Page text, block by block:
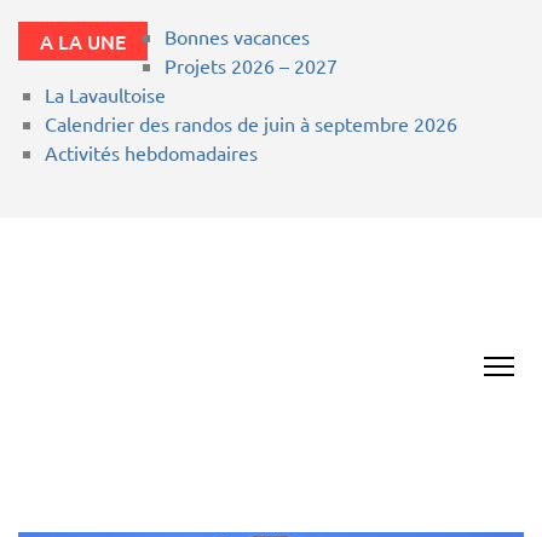
A LA UNE
Bonnes vacances
Projets 2026 – 2027
La Lavaultoise
Calendrier des randos de juin à septembre 2026
Activités hebdomadaires